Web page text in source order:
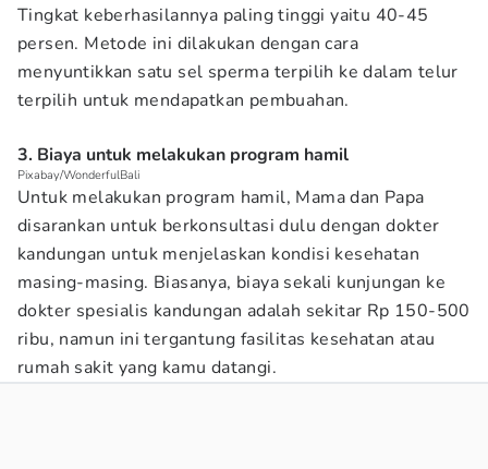
Tingkat keberhasilannya paling tinggi yaitu 40-45
persen. Metode ini dilakukan dengan cara
menyuntikkan satu sel sperma terpilih ke dalam telur
terpilih untuk mendapatkan pembuahan.
3. Biaya untuk melakukan program hamil
Pixabay/WonderfulBali
Untuk melakukan program hamil, Mama dan Papa
disarankan untuk berkonsultasi dulu dengan dokter
kandungan untuk menjelaskan kondisi kesehatan
masing-masing. Biasanya, biaya sekali kunjungan ke
dokter spesialis kandungan adalah sekitar Rp 150-500
ribu, namun ini tergantung fasilitas kesehatan atau
rumah sakit yang kamu datangi.